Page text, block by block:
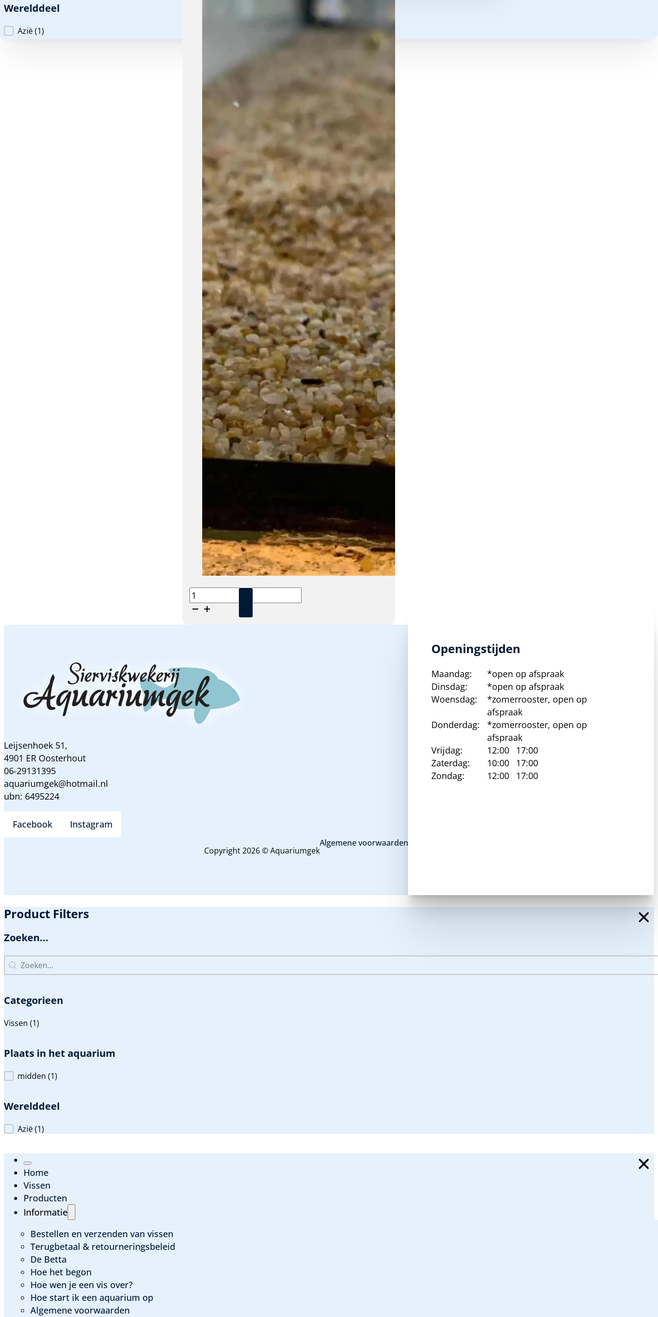
Werelddeel
Werelddeel
Azië(1)
Carinotetraodon
travancoricus
Leijsenhoek 51,
4901 ER Oosterhout
06-29131395
aquariumgek@hotmail.nl
ubn: 6495224
Facebook Instagram
Copyright 2026 © Aquariumgek
Algemene voorwaarden en privacy beleid
Openingstijden
Maandag:
*open op afspraak
Dinsdag:
*open op afspraak
Woensdag:
*zomerrooster, open op
afspraak
Donderdag:
*zomerrooster, open op
afspraak
Vrijdag:
12:00
17:00
Zaterdag:
10:00
17:00
Zondag:
12:00 17:00
Product Filters
Zoeken...
Zoeken...
Zoeken...
Categorieen
Categorieen
Vissen (1)
Plaats in het aquarium
Plaats in het aquarium
midden (1)
Werelddeel
Werelddeel
Azië(1)
Home
Vissen
Producten
Informatie
Bestellen en verzenden van vissen
Terugbetaal & retourneringsbeleid
De Betta
Hoe het begon
Hoe wen je een vis over?
Hoe start ik een aquarium op
Algemene voorwaarden